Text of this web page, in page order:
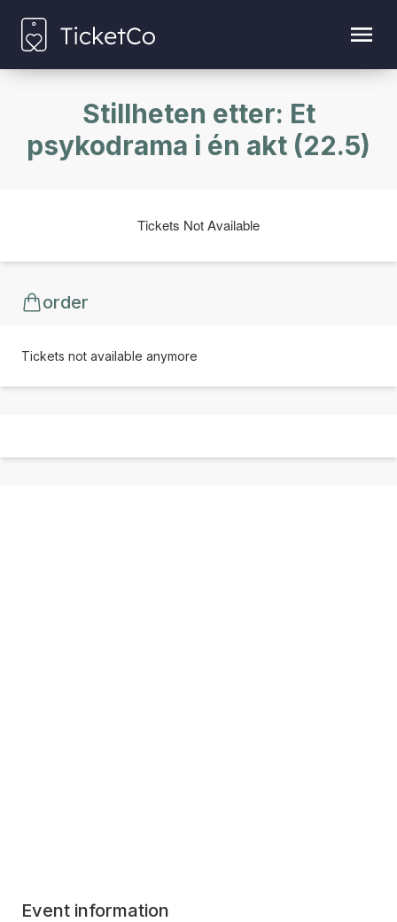
Stillheten etter: Et
psykodrama i én akt (22.5)
Tickets Not Available
order
Tickets not available anymore
Event information